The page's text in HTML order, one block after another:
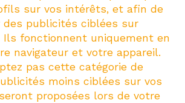
sur vos intérêts, et afin de
des publicités ciblées sur
Ils fonctionnent uniquement en
navigateur et votre appareil.
pas cette catégorie de
moins ciblées sur vos
proposées lors de votre